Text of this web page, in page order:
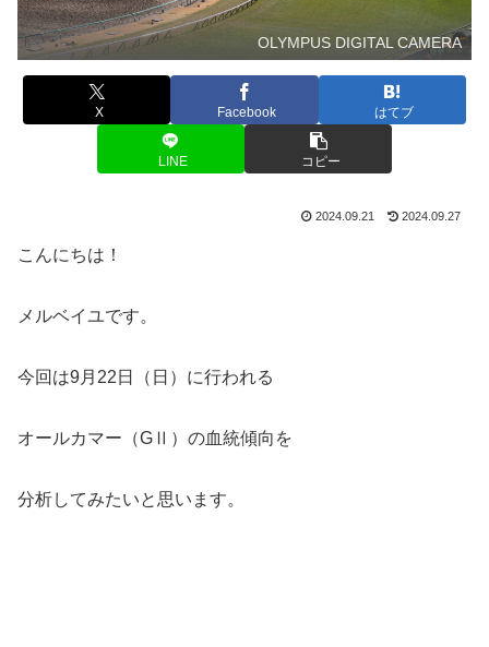
OLYMPUS DIGITAL CAMERA
X Facebook はてブ
LINE コピー
2024.09.21 2024.09.27
こんにちは！
メルベイユです。
今回は9月22日（日）に行われる
オールカマー（GⅡ）の血統傾向を
分析してみたいと思います。